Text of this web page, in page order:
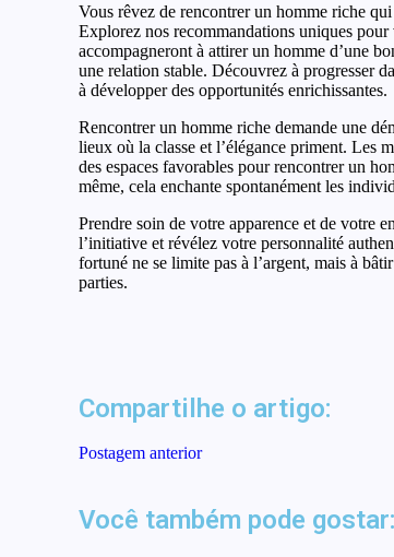
Vous rêvez de rencontrer un homme riche
Explorez nos recommandations uniques
accompagneront à attirer un homme d’une
une relation stable. Découvrez à progresser
à développer des opportunités enrichissantes.
Rencontrer un homme riche demande une
lieux où la classe et l’élégance priment. Les
des espaces favorables pour rencontrer un
même, cela enchante spontanément les
Prendre soin de votre apparence et de votre
l’initiative et révélez votre personnalité
fortuné ne se limite pas à l’argent, mais à
parties.
Compartilhe o artigo:
Postagem anterior
Você também pode gostar:
Best Mexican food in
FL Mexican food near me